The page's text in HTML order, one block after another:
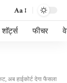
Aa
शॉर्ट्स फीचर
अब हाईकोर्ट देगा फैसला